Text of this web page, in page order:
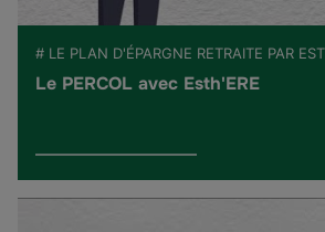
# LE PLAN D'ÉPARGNE RETRAITE PAR
Le PERCOL avec Esth'ERE